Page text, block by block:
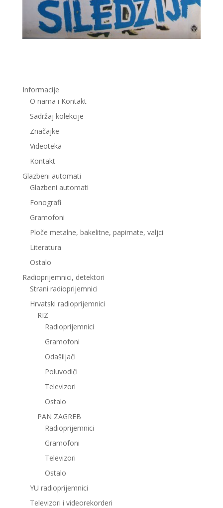
Informacije
O nama i Kontakt
Sadržaj kolekcije
Značajke
Videoteka
Kontakt
Glazbeni automati
Glazbeni automati
Fonografi
Gramofoni
Ploče metalne, bakelitne, papirnate, valjci
Literatura
Ostalo
Radioprijemnici, detektori
Strani radioprijemnici
Hrvatski radioprijemnici
RIZ
Radioprijemnici
Gramofoni
Odašiljači
Poluvodiči
Televizori
Ostalo
PAN ZAGREB
Radioprijemnici
Gramofoni
Televizori
Ostalo
YU radioprijemnici
Televizori i videorekorderi